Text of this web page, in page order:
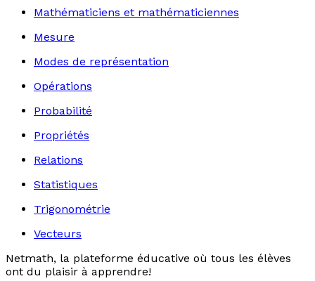
Mathématiciens et mathématiciennes
Mesure
Modes de représentation
Opérations
Probabilité
Propriétés
Relations
Statistiques
Trigonométrie
Vecteurs
Netmath, la plateforme éducative où tous les élèves
ont du plaisir à apprendre!